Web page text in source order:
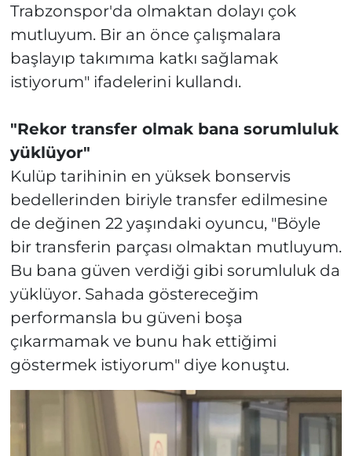
Trabzonspor'da olmaktan dolayı çok
mutluyum. Bir an önce çalışmalara
başlayıp takımıma katkı sağlamak
istiyorum" ifadelerini kullandı.
"Rekor transfer olmak bana sorumluluk
yüklüyor"
Kulüp tarihinin en yüksek bonservis
bedellerinden biriyle transfer edilmesine
de değinen 22 yaşındaki oyuncu, "Böyle
bir transferin parçası olmaktan mutluyum.
Bu bana güven verdiği gibi sorumluluk da
yüklüyor. Sahada göstereceğim
performansla bu güveni boşa
çıkarmamak ve bunu hak ettiğimi
göstermek istiyorum" diye konuştu.